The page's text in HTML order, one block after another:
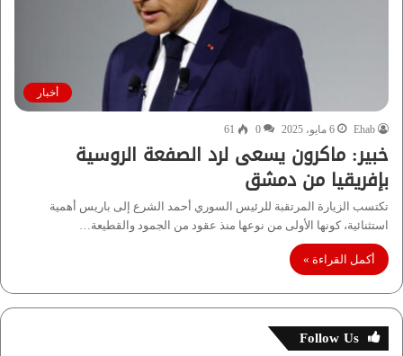
أخبار
Ehab 6 مايو، 2025 0
61
خبير: ماكرون يسعى لرد الصفعة الروسية
بإفريقيا من دمشق
تكتسب الزيارة المرتقبة للرئيس السوري أحمد الشرع إلى باريس أهمية
استثنائية، كونها الأولى من نوعها منذ عقود من الجمود والقطيعة…
أكمل القراءة »
Follow Us